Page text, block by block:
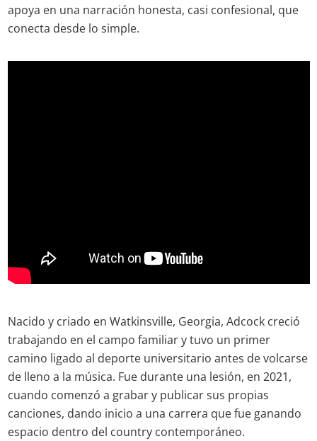
apoya en una narración honesta, casi confesional, que
conecta desde lo simple.
Nacido y criado en Watkinsville, Georgia, Adcock creció
trabajando en el campo familiar y tuvo un primer
camino ligado al deporte universitario antes de volcarse
de lleno a la música. Fue durante una lesión, en 2021,
cuando comenzó a grabar y publicar sus propias
canciones, dando inicio a una carrera que fue ganando
espacio dentro del country contemporáneo.